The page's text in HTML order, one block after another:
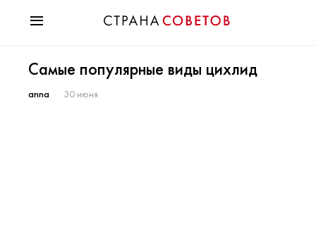
Мода
Звезды
Самые популярные виды цихлид
anna 30 июня